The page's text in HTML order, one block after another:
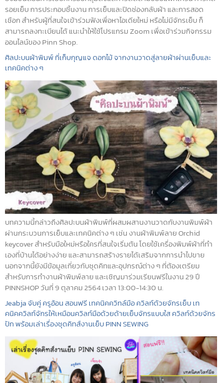
รอยเย็บ การประกอบชิ้นงาน การเย็บและปิดช่องกลับผ้า และการสอด
เชือก สำหรับผู้ที่สนใจเข้าร่วมฟังเพื่อหาไอเดียใหม่ หรือไม่มีจักรเย็บ ก็
สามารถลงทะเบียนได้ แนะนำให้ใช้โปรแกรม Zoom เพื่อเข้าร่วมกิจกรรม
ออนไลน์ของ Pinn Shop.
ศิลปะบนผ้าพิมพ์ ที่เก็บกุญแจ ดอกไม้ จากงานวาดสู่ลายผ้าผ่านเย็บและ
เทคนิคต่าง ๆ
บทความนี้กล่าวถึงศิลปะบนผ้าพิมพ์ที่ผสมผสานงานวาดกับงานพิมพ์ผ้า
ผ่านกระบวนการเย็บและเทคนิคต่าง ๆ เช่น งานผ้าพิมพ์ลาย Orchid
keycover สำหรับมือใหม่หรือใครที่สนใจเริ่มต้น โดยใช้เครื่องพิมพ์ผ้าที่ทำ
เองที่บ้านได้อย่างง่าย และสามารถสร้างรายได้เสริมจากการนำไปขาย
นอกจากนี้ยังมีข้อมูลเกี่ยวกับชุดคิทและอุปกรณ์ต่าง ๆ ที่ต้องเตรียม
สำหรับการทำงานผ้าพิมพ์ลาย และเชิญมาร่วมเรียนฟรีในงาน 29 ปี
PINNSHOP วันที่ 9 ตุลาคม 2564 เวลา 13:00-14:30 น.
Jeabja จับคู่ ครูอ้อน สอนฟรี เทคนิคควิทล์มือ ควิลท์ด้วยจักรเย็บ เท
คนิคควิลท์จักรให้เหมือนควิลท์มือด้วยด้ายเย็บจักรแบบใส ควิลท์ด้วยจักร
ปัก พร้อมเล่าเรื่องชุดคิทส์งานเย็บ PINN SEWING